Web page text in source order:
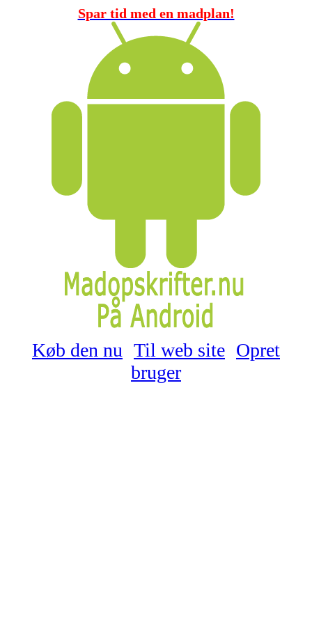
Spar tid med en madplan!
Køb den nu Til web site Opret
bruger